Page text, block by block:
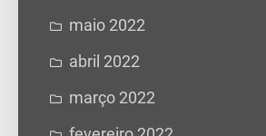
maio 2022
abril 2022
março 2022